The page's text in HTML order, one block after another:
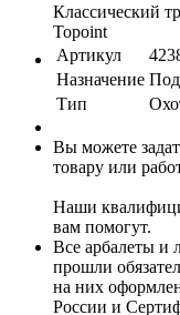
Классический
Topoint
Артикул
Назначение
Тип
Вы можете
товару или
Наши
вам помогут.
Все арбалеты и
прошли
на них
России и